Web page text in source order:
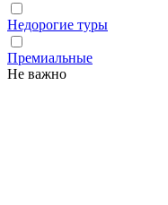
Недорогие туры
Премиальные
Не важно